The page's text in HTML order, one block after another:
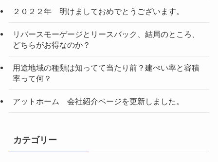
２０２２年 明けましておめでとうございます。
リバースモーゲージとリースバック、結局のところ、
どちらがお得なのか？
用途地域の種類は知ってて当たり前？建ぺい率と容積
率って何？
アットホーム 会社紹介ページを更新しました。
カテゴリー